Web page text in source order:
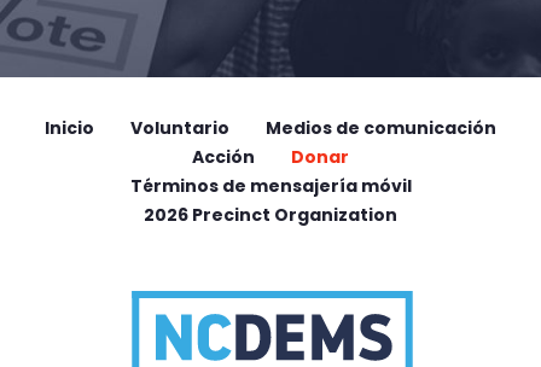
Inicio Voluntario
Medios de comunicación
Acción
Donar
Términos de mensajería móvil
2026 Precinct Organization